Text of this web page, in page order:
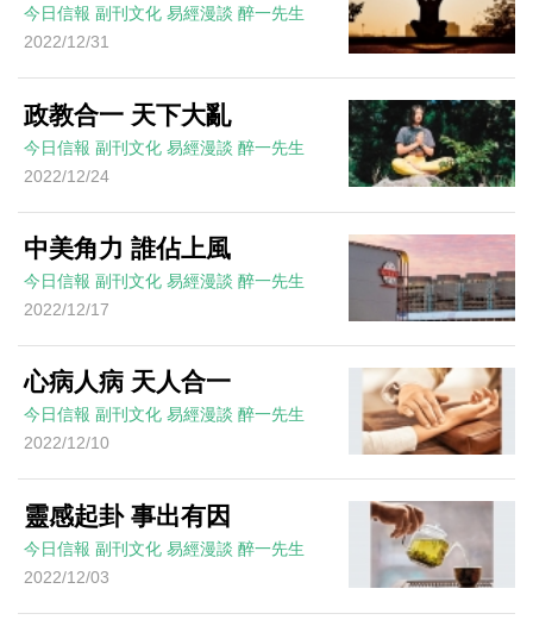
今日信報 副刊文化 易經漫談 醉一先生
2022/12/31
政教合一 天下大亂
今日信報 副刊文化 易經漫談 醉一先生
2022/12/24
中美角力 誰佔上風
今日信報 副刊文化 易經漫談 醉一先生
2022/12/17
心病人病 天人合一
今日信報 副刊文化 易經漫談 醉一先生
2022/12/10
靈感起卦 事出有因
今日信報 副刊文化 易經漫談 醉一先生
2022/12/03